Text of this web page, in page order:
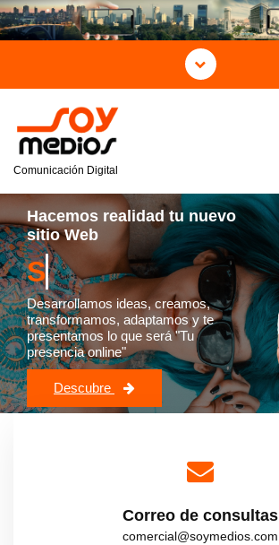
Comunicación Digital
Hacemos realidad tu nuevo
sitio Web
S
Desarrollamos ideas, creamos,
transformamos, adaptamos y te
presentamos lo que será "Tu
presencia online"
Descubre
Correo de consultas
comercial@soymedios.com